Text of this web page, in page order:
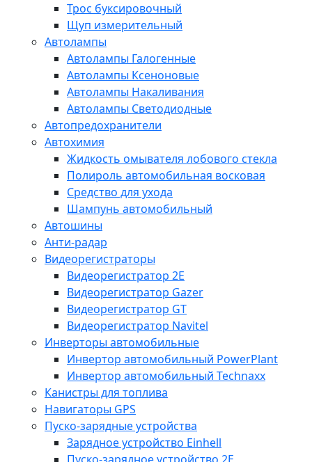
Трос буксировочный
Щуп измерительный
Автолампы
Автолампы Галогенные
Автолампы Ксеноновые
Автолампы Накаливания
Автолампы Светодиодные
Автопредохранители
Автохимия
Жидкость омывателя лобового стекла
Полироль автомобильная восковая
Средство для ухода
Шампунь автомобильный
Автошины
Анти-радар
Видеорегистраторы
Видеорегистратор 2E
Видеорегистратор Gazer
Видеорегистратор GT
Видеорегистратор Navitel
Инверторы автомобильные
Инвертор автомобильный PowerPlant
Инвертор автомобильный Technaxx
Канистры для топлива
Навигаторы GPS
Пуско-зарядные устройства
Зарядное устройство Einhell